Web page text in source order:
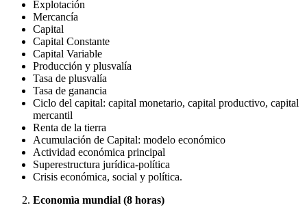
Explotación
Mercancía
Capital
Capital Constante
Capital Variable
Producción y plusvalía
Tasa de plusvalía
Tasa de ganancia
Ciclo del capital: capital monetario, capital productivo, capital
mercantil
Renta de la tierra
Acumulación de Capital: modelo económico
Actividad económica principal
Superestructura jurídica-política
Crisis económica, social y política.
Economìa mundial (8 horas)